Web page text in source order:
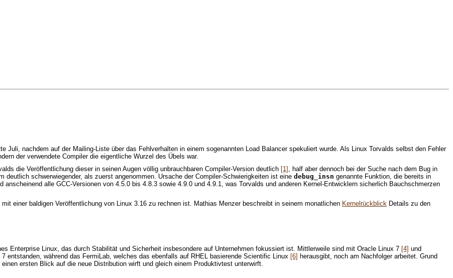
Juli, nachdem auf der Mailing-Liste über das Fehlverhalten in einem sogenannten Load Balancer spekuliert wurde. Als Linux Torvalds selbst den Fehler
der verwendete Compiler die eigentliche Wurzel des Übels war.
die Veröffentlichung dieser in seinen Augen völlig unbrauchbaren Compiler-Version deutlich [1] , half aber dennoch bei der Suche nach dem Bug in
deutlich schwerwiegender, als zuerst angenommen. Ursache der Compiler-Schwierigkeiten ist eine debug_insn genannte Funktion, die bereits in
alle GCC-Versionen von 4.5.0 bis 4.8.3 sowie 4.9.0 und 4.9.1, was Torvalds und anderen Kernel-Entwicklern sicherlich Bauchschmerzen
einer baldigen Veröffentlichung von Linux 3.16 zu rechnen ist. Mathias Menzer beschreibt in seinem monatlichen Kernelrückblick Details zu den
Enterprise Linux, das durch Stabilität und Sicherheit insbesondere auf Unternehmen fokussiert ist. Mittlerweile sind mit Oracle Linux 7 [4] und
entstanden, während das FermiLab, welches das ebenfalls auf RHEL basierende Scientific Linux [6] herausgibt, noch am Nachfolger arbeitet. Grund
einen ersten Blick auf die neue Distribution wirft und gleich einem Produktivtest unterwirft.